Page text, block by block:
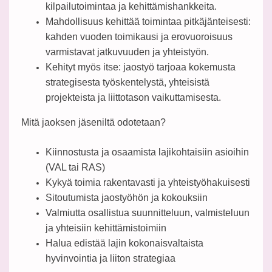
kilpailutoimintaa ja kehittämishankkeita.
Mahdollisuus kehittää toimintaa pitkäjänteisesti:
kahden vuoden toimikausi ja erovuoroisuus
varmistavat jatkuvuuden ja yhteistyön.
Kehityt myös itse: jaostyö tarjoaa kokemusta
strategisesta työskentelystä, yhteisistä
projekteista ja liittotason vaikuttamisesta.
Mitä jaoksen jäseniltä odotetaan?
Kiinnostusta ja osaamista lajikohtaisiin asioihin
(VAL tai RAS)
Kykyä toimia rakentavasti ja yhteistyöhakuisesti
Sitoutumista jaostyöhön ja kokouksiin
Valmiutta osallistua suunnitteluun, valmisteluun
ja yhteisiin kehittämistoimiin
Halua edistää lajin kokonaisvaltaista
hyvinvointia ja liiton strategiaa